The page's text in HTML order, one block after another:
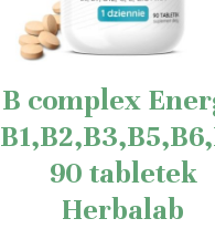
B complex
90 tabletek
Herbalab